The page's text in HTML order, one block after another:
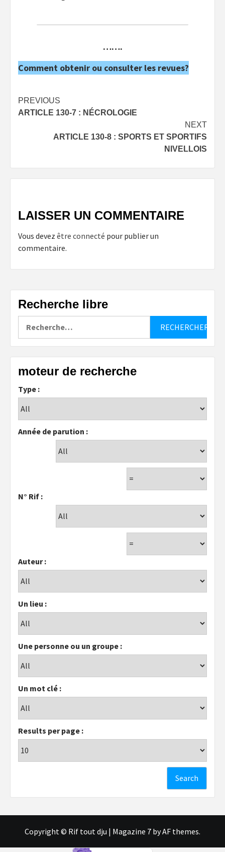
…….
Comment obtenir ou consulter les revues?
Post
navigation
PREVIOUS
ARTICLE 130-7 : NÉCROLOGIE
NEXT
ARTICLE 130-8 : SPORTS ET SPORTIFS
NIVELLOIS
LAISSER UN COMMENTAIRE
Vous devez être connecté pour publier un
commentaire.
Recherche libre
moteur de recherche
Type :
Année de parution :
N° Rif :
Auteur :
Un lieu :
Une personne ou un groupe :
Un mot clé :
Results per page :
Copyright © Rif tout dju | Magazine 7 by AF themes.